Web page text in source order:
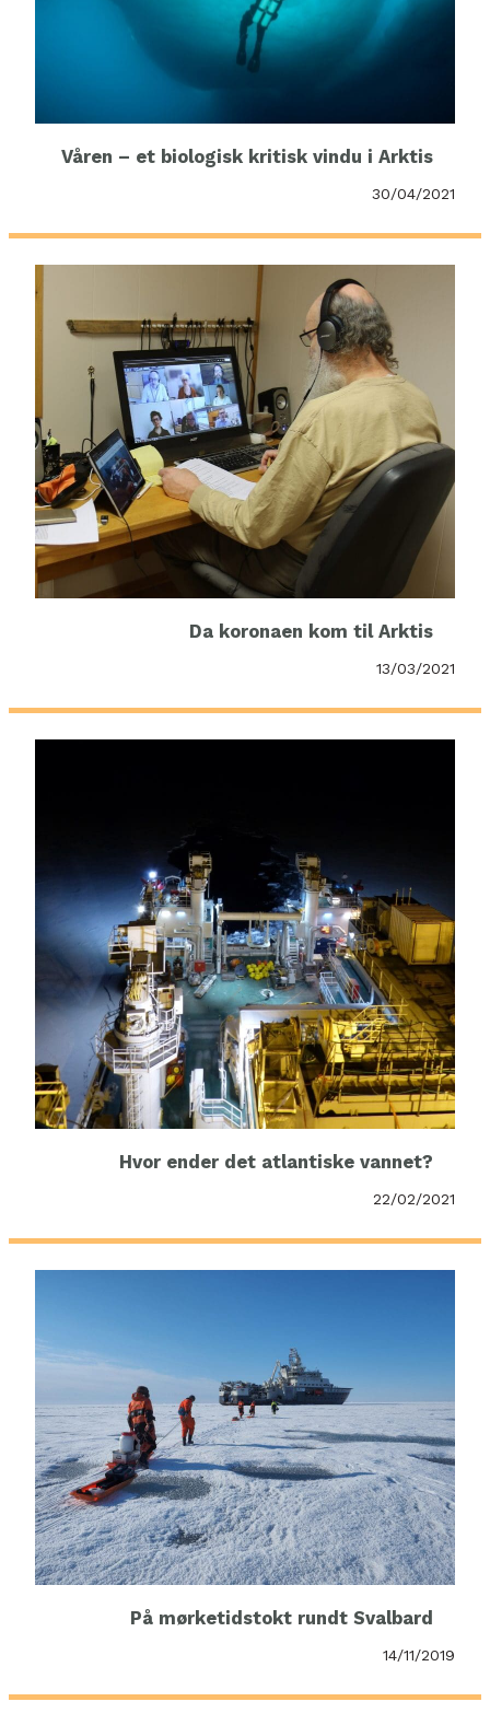
Våren – et biologisk kritisk vindu i Arktis
30/04/2021
Da koronaen kom til Arktis
13/03/2021
Hvor ender det atlantiske vannet?
22/02/2021
På mørketidstokt rundt Svalbard
14/11/2019